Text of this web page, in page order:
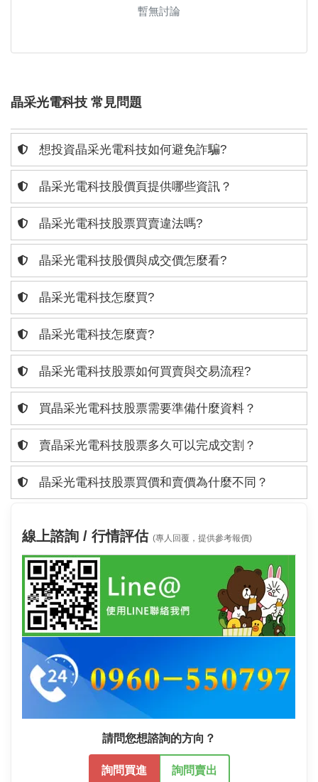
暫無討論
晶采光電科技 常見問題
想投資晶采光電科技如何避免詐騙?
晶采光電科技股價頁提供哪些資訊？
晶采光電科技股票買賣違法嗎?
晶采光電科技股價與成交價怎麼看?
晶采光電科技怎麼買?
晶采光電科技怎麼賣?
晶采光電科技股票如何買賣與交易流程?
買晶采光電科技股票需要準備什麼資料？
賣晶采光電科技股票多久可以完成交割？
晶采光電科技股票買價和賣價為什麼不同？
線上諮詢 / 行情評估 (專人回覆，提供參考報價)
請問您想諮詢的方向？
詢問買進 詢問賣出